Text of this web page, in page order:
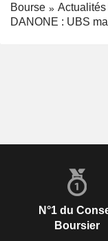
Bourse
DANONE : UBS
N°1 du
Boursier